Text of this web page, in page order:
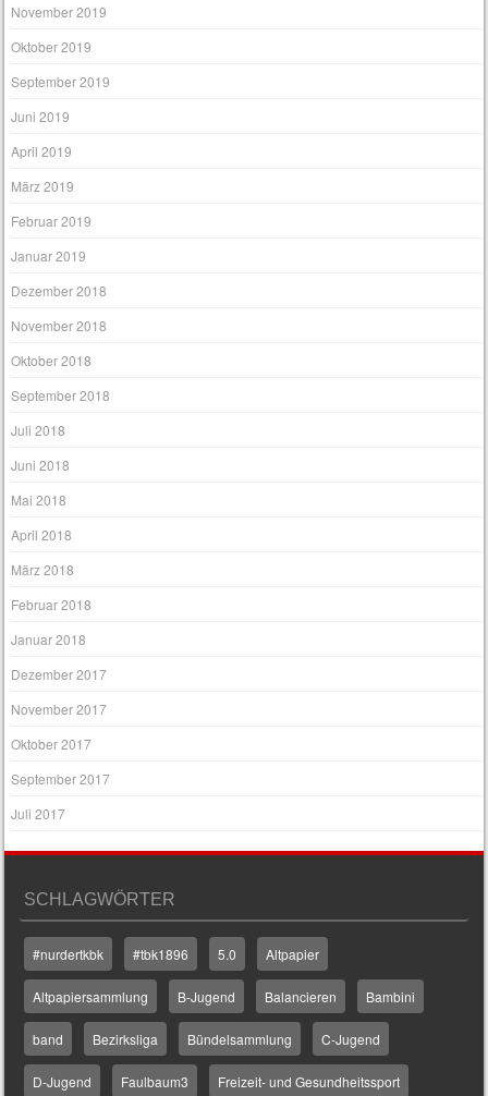
November 2019
Oktober 2019
September 2019
Juni 2019
April 2019
März 2019
Februar 2019
Januar 2019
Dezember 2018
November 2018
Oktober 2018
September 2018
Juli 2018
Juni 2018
Mai 2018
April 2018
März 2018
Februar 2018
Januar 2018
Dezember 2017
November 2017
Oktober 2017
September 2017
Juli 2017
SCHLAGWÖRTER
#nurdertkbk #tbk1896 5.0 Altpapier
Altpapiersammlung B-Jugend Balancieren Bambini
band Bezirksliga Bündelsammlung C-Jugend
D-Jugend Faulbaum3 Freizeit- und Gesundheitssport